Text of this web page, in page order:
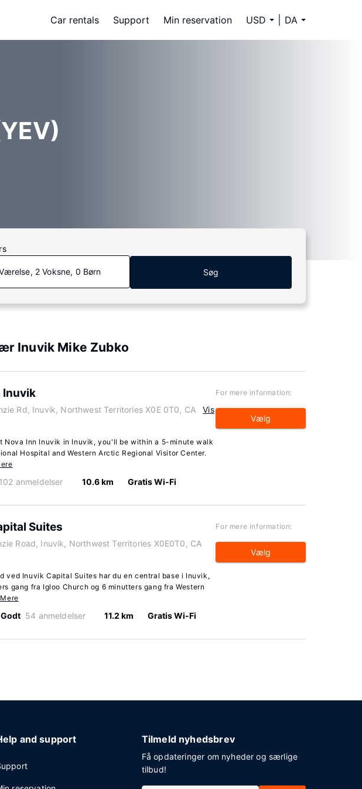
Car rentals Support Min reservation USD DA
2 Voksne, 0 Børn Søg
Inuvik Mike Zubko
Inuvik
Rd, Inuvik, Northwest Territories X0E 0T0, CA
Vis
Nova Inn Inuvik in Inuvik, you'll be within a 5-minute walk
Hospital and Western Arctic Regional Visitor Center.
102 anmeldelser 10.6 km Gratis Wi-Fi
For mere information:
Vælg
Suites
Road, Inuvik, Northwest Territories X0E0T0, CA
ved Inuvik Capital Suites har du en central base i Inuvik,
gang fra Igloo Church og 6 minutters gang fra Western
Godt 54 anmeldelser 11.2 km Gratis Wi-Fi
For mere information:
Vælg
and support Tilmeld nyhedsbrev
Få opdateringer om nyheder og særlige
tilbud!